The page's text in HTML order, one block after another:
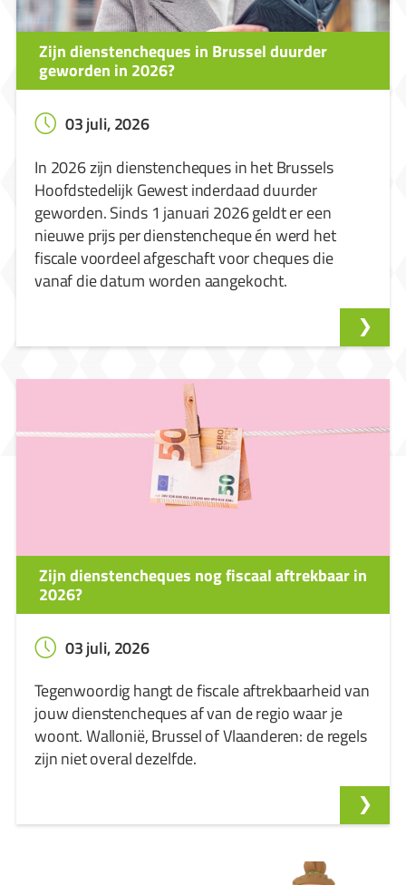
Zijn dienstencheques in Brussel duurder
geworden in 2026?
03 juli, 2026
In 2026 zijn dienstencheques in het Brussels
Hoofdstedelijk Gewest inderdaad duurder
geworden. Sinds 1 januari 2026 geldt er een
nieuwe prijs per dienstencheque én werd het
fiscale voordeel afgeschaft voor cheques die
vanaf die datum worden aangekocht.
Zijn dienstencheques nog fiscaal aftrekbaar in
2026?
03 juli, 2026
Tegenwoordig hangt de fiscale aftrekbaarheid van
jouw dienstencheques af van de regio waar je
woont. Wallonië, Brussel of Vlaanderen: de regels
zijn niet overal dezelfde.